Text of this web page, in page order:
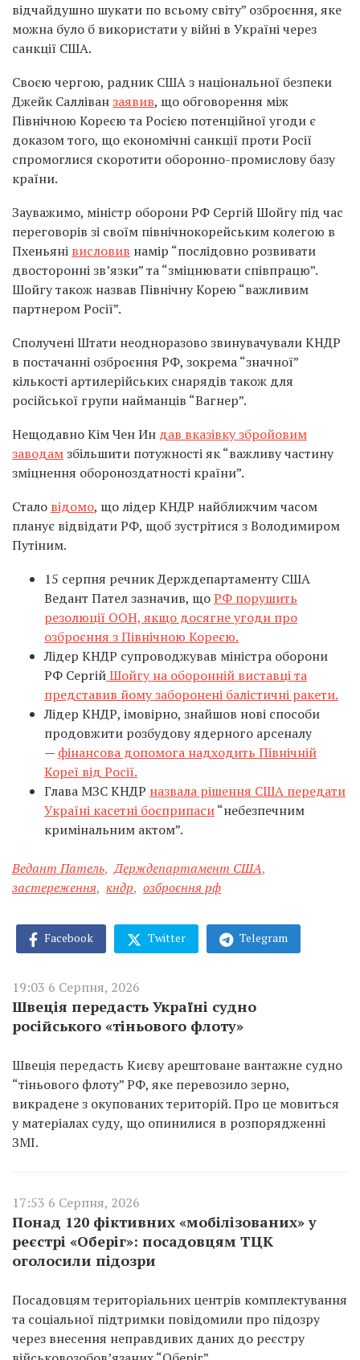
відчайдушно шукати по всьому світу” озброєння, яке
можна було б використати у війні в Україні через
санкції США.
Своєю чергою, радник США з національної безпеки
Джейк Салліванзаявив, що обговорення між
Північною Кореєю та Росією потенційної угоди є
доказом того, що економічні санкції проти Росії
спромоглися скоротити оборонно-промислову базу
країни.
Зауважимо, міністр оборони РФ Сергій Шойгу під час
переговорів зі своїм північнокорейським колегою в
Пхеньяні висловив намір “послідовно розвивати
двосторонні зв’язки” та “зміцнювати співпрацю”.
Шойгу також назвав Північну Корею “важливим
партнером Росії”.
Сполучені Штати неодноразово звинувачували КНДР
в постачанні озброєння РФ, зокрема “значної”
кількості артилерійських снарядів також для
російської групи найманців “Вагнер”.
Нещодавно Кім Чен Ин дав вказівку збройовим
заводамзбільшити потужності як “важливу частину
зміцнення обороноздатності країни”.
Стало відомо, що лідер КНДР найближчим часом
планує відвідати РФ, щоб зустрітися з Володимиром
Путіним.
15 серпня речник Держдепартаменту США
Ведант Пател зазначив, щоРФ порушить
резолюції ООН, якщо досягне угоди про
озброєння з Північною Кореєю.
Лідер КНДР супроводжував міністра оборони
РФ Сергій Шойгу на оборонній виставці та
представив йому заборонені балістичні ракети.
Лідер КНДР, імовірно, знайшов нові способи
продовжити розбудову ядерного арсеналу
— фінансова допомога надходить Північній
Кореї від Росії.
Глава МЗС КНДР назвала рішення США передати
Україні касетні боєприпаси“небезпечним
кримінальним актом”.
Ведант Патель, Держдепартамент США,
застереження, кндр, озброєння рф
Facebook Twitter Telegram
19:03 6 Серпня, 2026
Швеція передасть Україні судно
російського «тіньового флоту»
Швеція передасть Києву арештоване вантажне судно
“тіньового флоту” РФ, яке перевозило зерно,
викрадене з окупованих територій. Про це мовиться
у матеріалах суду, що опинилися в розпорядженні
ЗМІ.
17:53 6 Серпня, 2026
Понад 120 фіктивних «мобілізованих» у
реєстрі «Оберіг»: посадовцям ТЦК
оголосили підозри
Посадовцям територіальних центрів комплектування
та соціальної підтримки повідомили про підозру
через внесення неправдивих даних до реєстру